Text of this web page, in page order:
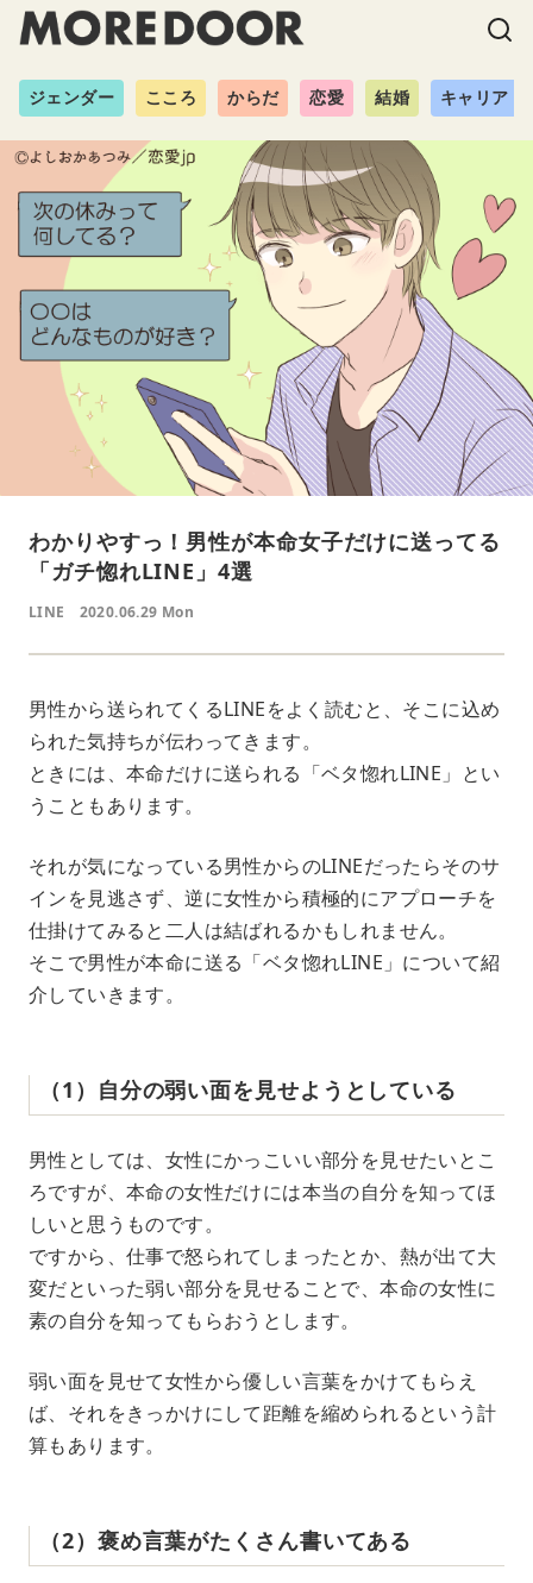
ジェンダー こころ からだ 恋愛 結婚 キャリア
わかりやすっ！男性が本命女子だけに送ってる
「ガチ惚れLINE」4選
LINE 2020.06.29 Mon
男性から送られてくるLINEをよく読むと、そこに込め
られた気持ちが伝わってきます。
ときには、本命だけに送られる「ベタ惚れLINE」とい
うこともあります。
それが気になっている男性からのLINEだったらそのサ
インを見逃さず、逆に女性から積極的にアプローチを
仕掛けてみると二人は結ばれるかもしれません。
そこで男性が本命に送る「ベタ惚れLINE」について紹
介していきます。
（1）自分の弱い面を見せようとしている
男性としては、女性にかっこいい部分を見せたいとこ
ろですが、本命の女性だけには本当の自分を知ってほ
しいと思うものです。
ですから、仕事で怒られてしまったとか、熱が出て大
変だといった弱い部分を見せることで、本命の女性に
素の自分を知ってもらおうとします。
弱い面を見せて女性から優しい言葉をかけてもらえ
ば、それをきっかけにして距離を縮められるという計
算もあります。
（2）褒め言葉がたくさん書いてある